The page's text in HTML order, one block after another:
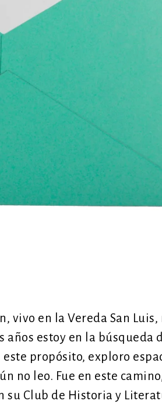
vivo en la Vereda San
años estoy en la búsqueda
propósito, exploro
no leo. Fue en este
su Club de Historia y